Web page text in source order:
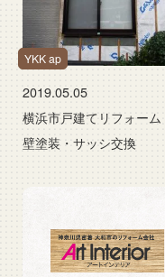
YKK ap
2019.05.05
横浜市戸建てリフォー
壁塗装・サッシ交換